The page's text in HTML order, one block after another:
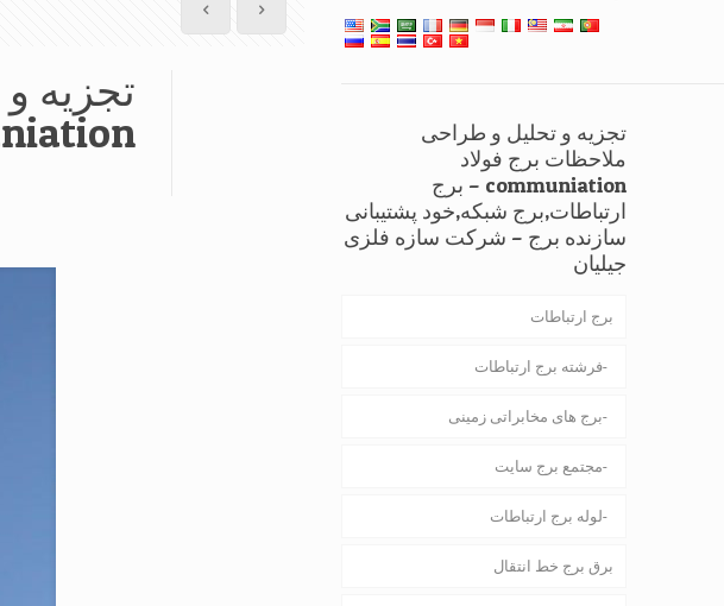
تجزیه
تجزیه و تحلیل و طراحی
ملاحظات برج فولاد
communiation – برج
ارتباطات,برج شبکه,خود پشتیبانی
سازنده برج – شرکت سازه فلزی
جیلیان
برج ارتباطات
فرشته برج ارتباطات
برج های مخابراتی زمینی
مجتمع برج سایت
لوله برج ارتباطات
برق برج خط انتقال